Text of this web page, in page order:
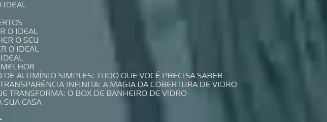
IDEAL
O IDEAL
O SEU
O IDEAL
DE ALUMÍNIO SIMPLES: TUDO QUE VOCÊ PRECISA SABER
TRANSPARÊNCIA INFINITA: A MAGIA DA COBERTURA DE VIDRO
TRANSFORMA: O BOX DE BANHEIRO DE VIDRO
SUA CASA